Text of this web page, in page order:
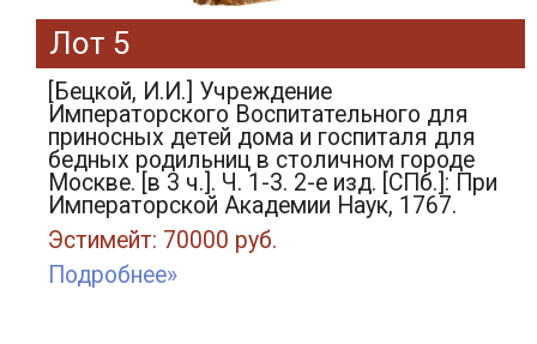
Лот 5
[Бецкой, И.И.] Учреждение
Императорского Воспитательного для
приносных детей дома и госпиталя для
бедных родильниц в столичном городе
Москве. [в 3 ч.]. Ч. 1-3. 2-е изд. [СПб.]: При
Императорской Академии Наук, 1767.
Эстимейт: 70000 руб.
Подробнее»